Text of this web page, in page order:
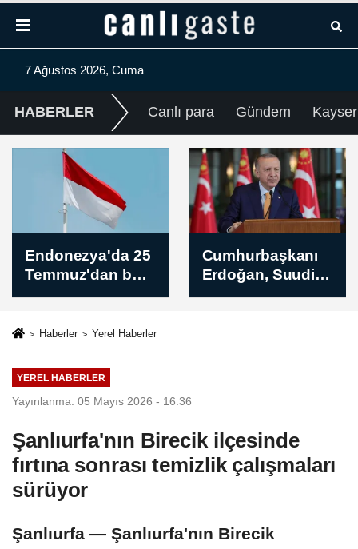
7 Ağustos 2026, Cuma
HABERLER Canlı para Gündem
Cumhurbaşkanı
Erdoğan, Suudi
Arabistan'a geldi
Aksa'dan yaz
sıcaklarında
kesintisiz enerji
Haberler Yerel Haberler
YEREL HABERLER
Yayınlanma: 05 Mayıs 2026 - 16:36
Şanlıurfa'nın Birecik ilçesinde
fırtına sonrası temizlik çalışmaları
sürüyor
Şanlıurfa — Şanlıurfa'nın Birecik